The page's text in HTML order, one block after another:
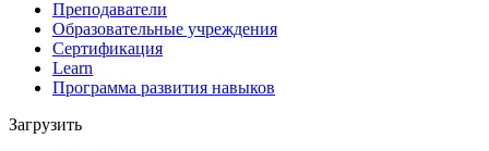
XR-игры
Запускайте XR-игры на разных платформах
Упрощенное создание многопользовательских игр
Преподаватели
Образовательные учреждения
Сертификация
Learn
Программа развития навыков
Загрузить